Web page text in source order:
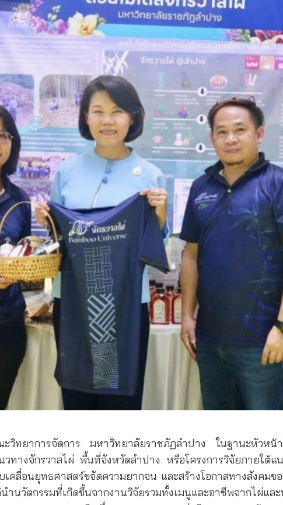
ทยาการจัดการ มหาวิทยาลัยราชภัฏลำปาง ในฐานะหัวหน้า
ทางจักรวาลไผ่ พื้นที่จังหวัดลำปาง หรือโครงการวิจัยภายใต้
คลื่อนยุทธศาสตร์ขจัดความยากจน และสร้างโอกาสทางสังคมข
นวัตกรรมที่เกิดขึ้นจากงานวิจัยรวมทั้งเมนูและอาชีพจากไผ่แ